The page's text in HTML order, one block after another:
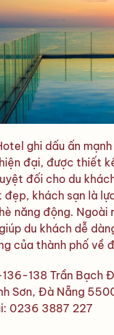
ghi dấu ấn
đại, được thiết
đối cho du
đẹp, khách sạn là
năng động. Ngoài
du khách dễ
của thành phố về
138 Trần Bạch
Sơn, Đà Nẵng
0236 3887 227